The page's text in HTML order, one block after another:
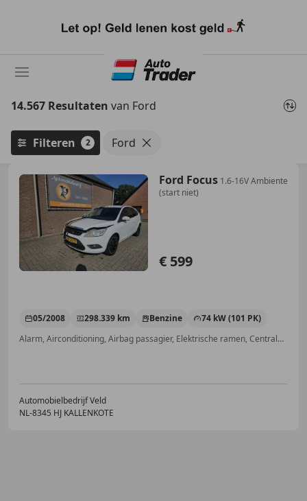
naar
14.567 Resultaten van Ford
Filteren 2 Ford
Ford Focus 1.6-16V Ambiente
(start niet)
€ 599
05/2008 298.339 km Benzine
74 kW (101 PK)
Alarm, Airconditioning, Airbag passagier, Elektrische ramen, Centrale vergrendeling
Automobielbedrijf Veld
NL-8345 HJ KALLENKOTE